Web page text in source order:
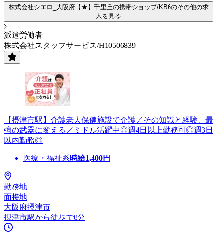
株式会社シエロ_大阪府【★】千里丘の携帯ショップ/KB6のその他の求
人を見る
派遣労働者
株式会社スタッフサービス/H10506839
【摂津市駅】介護老人保健施設で介護／その知識と経験、最
強の武器に変える／ミドル活躍中◎週4日以上勤務可◎週3日
以内勤務◎
医療・福祉系時給1,400円
勤務地
面接地
大阪府摂津市
摂津市駅から徒歩で8分